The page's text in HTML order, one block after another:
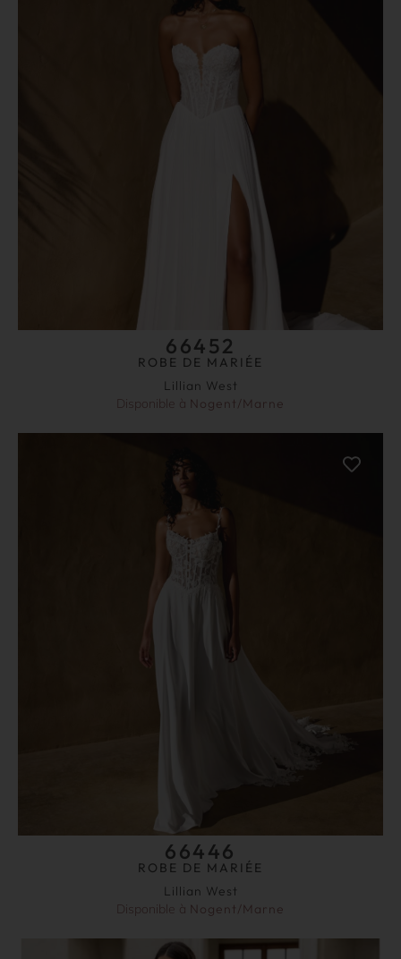
66452
ROBE DE MARIÉE
Lillian West
Disponible à Nogent/Marne
66446
ROBE DE MARIÉE
Lillian West
Disponible à Nogent/Marne